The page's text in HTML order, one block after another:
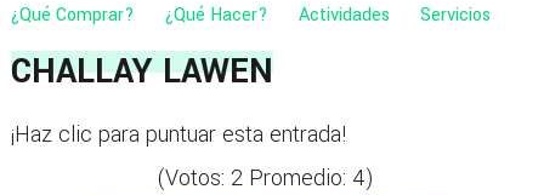
¿Qué Comprar? ¿Qué Hacer? Actividades Servicios
CHALLAY LAWEN
¡Haz clic para puntuar esta entrada!
(Votos: 2Promedio: 4)